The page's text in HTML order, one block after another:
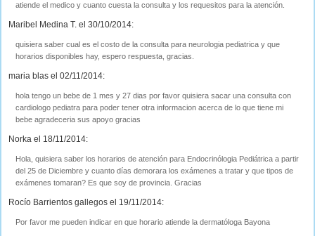
atiende el medico y cuanto cuesta la consulta y los requesitos para la atención.
Maribel Medina T. el 30/10/2014:
quisiera saber cual es el costo de la consulta para neurologia pediatrica y que
horarios disponibles hay, espero respuesta, gracias.
maria blas el 02/11/2014:
hola tengo un bebe de 1 mes y 27 dias por favor quisiera sacar una consulta con
cardiologo pediatra para poder tener otra informacion acerca de lo que tiene mi
bebe agradeceria sus apoyo gracias
Norka el 18/11/2014:
Hola, quisiera saber los horarios de atención para Endocrinólogia Pediátrica a partir
del 25 de Diciembre y cuanto días demorara los exámenes a tratar y que tipos de
exámenes tomaran? Es que soy de provincia. Gracias
Rocío Barrientos gallegos el 19/11/2014:
Por favor me pueden indicar en que horario atiende la dermatóloga Bayona